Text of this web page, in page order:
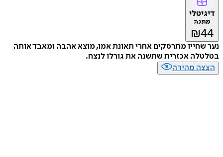
דיגיטלי
מתנה
₪44
נער שחייו מתרסקים אחרי תאונת אמו, מוצא אהבה ומאבד אותה
בטלטלה אכזרית שתשנה את גורלו לנצח.
הצצה מהירה